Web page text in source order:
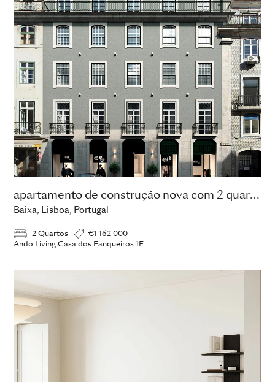
apartamento de construção nova com 2 quartos
Baixa, Lisboa, Portugal
2 Quartos
€1 162 000
Ando Living Casa dos Fanqueiros 1F